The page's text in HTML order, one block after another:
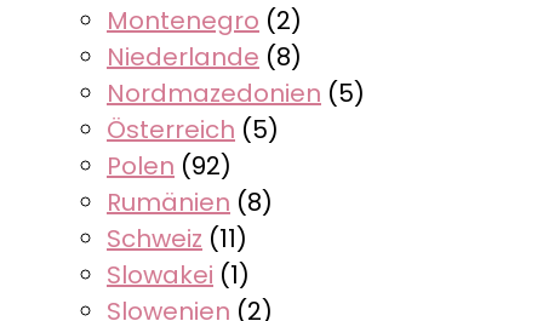
Montenegro (2)
Niederlande (8)
Nordmazedonien (5)
Österreich (5)
Polen (92)
Rumänien (8)
Schweiz (11)
Slowakei (1)
Slowenien (2)